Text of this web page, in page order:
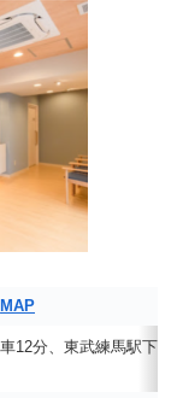
MAP
12分、東武練馬駅下車